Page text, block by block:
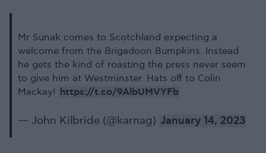
Mr Sunak comes to Scotchland expecting a
welcome from the Brigadoon Bumpkins. Instead
he gets the kind of roasting the press never seem
to give him at Westminster. Hats off to Colin
Mackay! https://t.co/9AlbUMVYFb
— John Kilbride (@karnag) January 14, 2023